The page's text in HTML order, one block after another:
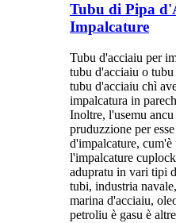
Tubu di Pipa
Impalcature
Tubu d'acciaiu per
tubu d'acciaiu o
tubu d'acciaiu chì
impalcatura in
Inoltre, l'usemu
pruduzzione per
d'impalcature,
l'impalcature
adupratu in vari tipi
tubi, industria
marina d'acciaiu,
petroliu è gasu è